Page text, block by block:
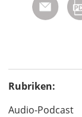
Rubriken:
Audio-Podcast